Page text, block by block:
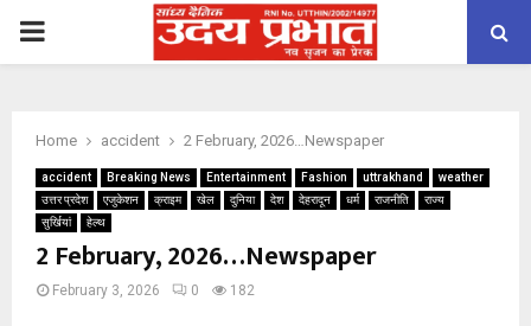
PRIMARY
Home accident 2 February, 2026…Newspaper
accident Breaking News Entertainment Fashion uttrakhand
weather
उत्तर प्रदेश
एजुकेशन क्राइम खेल दुनिया देश देहरादून धर्म राजनीति
राज्य
सुर्खियां
हेल्थ
2 February, 2026…Newspaper
February 3, 2026 0 182